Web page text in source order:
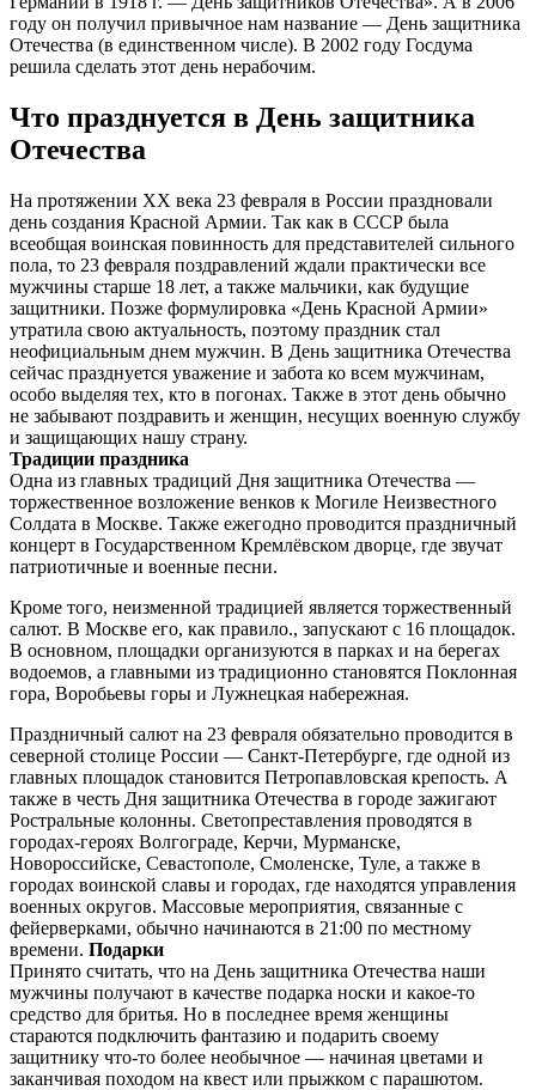
году он получил привычное нам название — День защитника
Отечества (в единственном числе). В 2002 году Госдума
решила сделать этот день нерабочим.
Что празднуется в День защитника
Отечества
На протяжении XX века 23 февраля в России праздновали
день создания Красной Армии. Так как в СССР была
всеобщая воинская повинность для представителей сильного
пола, то 23 февраля поздравлений ждали практически все
мужчины старше 18 лет, а также мальчики, как будущие
защитники. Позже формулировка «День Красной Армии»
утратила свою актуальность, поэтому праздник стал
неофициальным днем мужчин. В День защитника Отечества
сейчас празднуется уважение и забота ко всем мужчинам,
особо выделяя тех, кто в погонах. Также в этот день обычно
не забывают поздравить и женщин, несущих военную службу
и защищающих нашу страну.
Традиции праздника
Одна из главных традиций Дня защитника Отечества —
торжественное возложение венков к Могиле Неизвестного
Солдата в Москве. Также ежегодно проводится праздничный
концерт в Государственном Кремлёвском дворце, где звучат
патриотичные и военные песни.
Кроме того, неизменной традицией является торжественный
салют. В Москве его, как правило., запускают с 16 площадок.
В основном, площадки организуются в парках и на берегах
водоемов, а главными из традиционно становятся Поклонная
гора, Воробьевы горы и Лужнецкая набережная.
Праздничный салют на 23 февраля обязательно проводится в
северной столице России — Санкт-Петербурге, где одной из
главных площадок становится Петропавловская крепость. А
также в честь Дня защитника Отечества в городе зажигают
Ростральные колонны. Светопреставления проводятся в
городах-героях Волгограде, Керчи, Мурманске,
Новороссийске, Севастополе, Смоленске, Туле, а также в
городах воинской славы и городах, где находятся управления
военных округов. Массовые мероприятия, связанные с
фейерверками, обычно начинаются в 21:00 по местному
времени. Подарки
Принято считать, что на День защитника Отечества наши
мужчины получают в качестве подарка носки и какое-то
средство для бритья. Но в последнее время женщины
стараются подключить фантазию и подарить своему
защитнику что-то более необычное — начиная цветами и
заканчивая походом на квест или прыжком с парашютом.